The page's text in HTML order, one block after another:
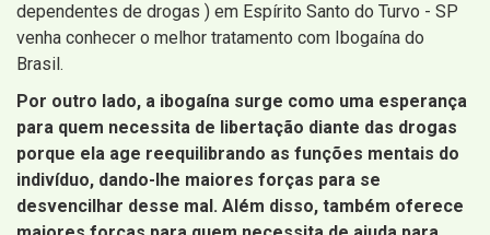
dependentes de drogas ) em Espírito Santo do Turvo - SP
venha conhecer o melhor tratamento com Ibogaína do
Brasil.
Por outro lado, a ibogaína surge como uma esperança
para quem necessita de libertação diante das drogas
porque ela age reequilibrando as funções mentais do
indivíduo, dando-lhe maiores forças para se
desvencilhar desse mal. Além disso, também oferece